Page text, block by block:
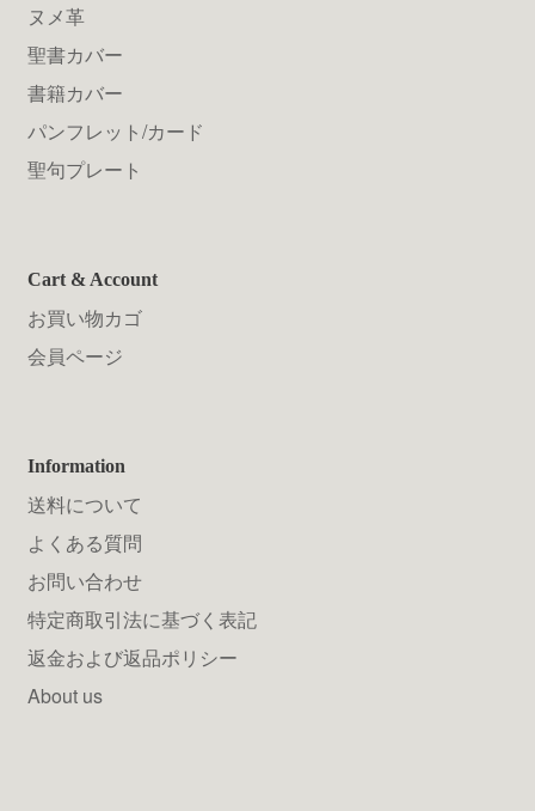
ヌメ革
聖書カバー
書籍カバー
パンフレット/カード
聖句プレート
Cart & Account
お買い物カゴ
会員ページ
Information
送料について
よくある質問
お問い合わせ
特定商取引法に基づく表記
返金および返品ポリシー
About us